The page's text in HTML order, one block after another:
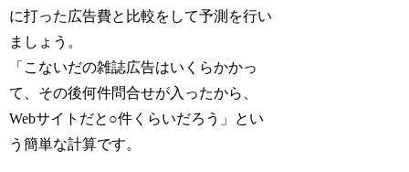
に打った広告費と比較をして予測を行い
ましょう。
「こないだの雑誌広告はいくらかかっ
て、その後何件問合せが入ったから、
Webサイトだと○件くらいだろう」とい
う簡単な計算です。